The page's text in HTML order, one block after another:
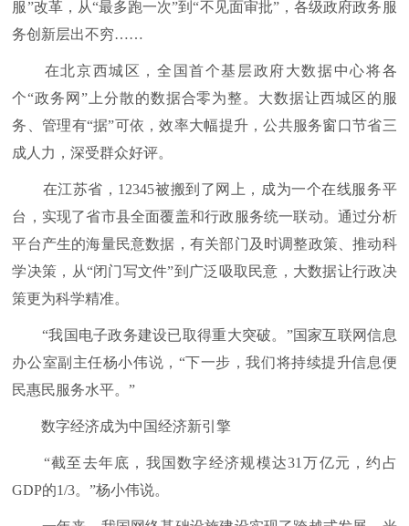
服”改革，从“最多跑一次”到“不见面审批”，各级政府政务服
务创新层出不穷……
在北京西城区，全国首个基层政府大数据中心将各
个“政务网”上分散的数据合零为整。大数据让西城区的服
务、管理有“据”可依，效率大幅提升，公共服务窗口节省三
成人力，深受群众好评。
在江苏省，12345被搬到了网上，成为一个在线服务平
台，实现了省市县全面覆盖和行政服务统一联动。通过分析
平台产生的海量民意数据，有关部门及时调整政策、推动科
学决策，从“闭门写文件”到广泛吸取民意，大数据让行政决
策更为科学精准。
“我国电子政务建设已取得重大突破。”国家互联网信息
办公室副主任杨小伟说，“下一步，我们将持续提升信息便
民惠民服务水平。”
数字经济成为中国经济新引擎
“截至去年底，我国数字经济规模达31万亿元，约占
GDP的1/3。”杨小伟说。